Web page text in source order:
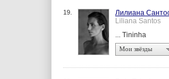
19.
Лилиана
Liliana Santos
... Tininha
Мои звёзды